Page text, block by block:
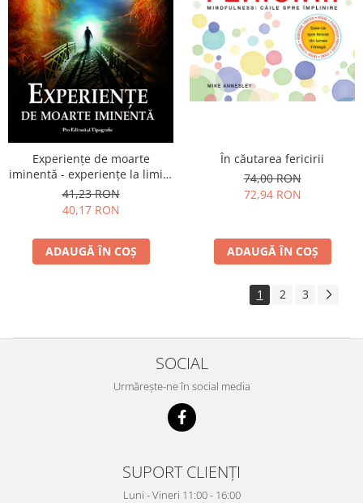
Experienţe de moarte
iminentă - experienţe la limita
dintre viaţă şi moarte
41,23 RON
40,17 RON
ADAUGĂ ÎN COȘ
În căutarea fericirii
74,00 RON
72,94 RON
ADAUGĂ ÎN COȘ
1 2 3
SOCIAL
Urmărește-ne în social media
SUPORT CLIENȚI
Luni - Vineri 11:00 - 16:00